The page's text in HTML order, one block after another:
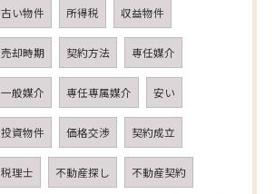
古い物件 所得税 収益物件
売却時期 契約方法 専任媒介
一般媒介 専任専属媒介 安い
投資物件 価格交渉 契約成立
税理士 不動産探し 不動産契約